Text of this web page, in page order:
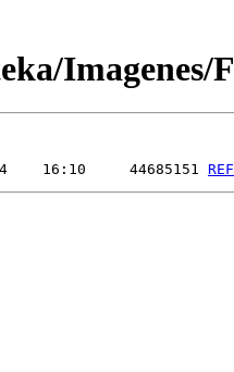
Imagenes/
16:10     44685151